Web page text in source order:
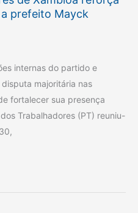
prefeito Mayck
internas do partido e
majoritária nas
fortalecer sua presença
Trabalhadores (PT) reuniu-